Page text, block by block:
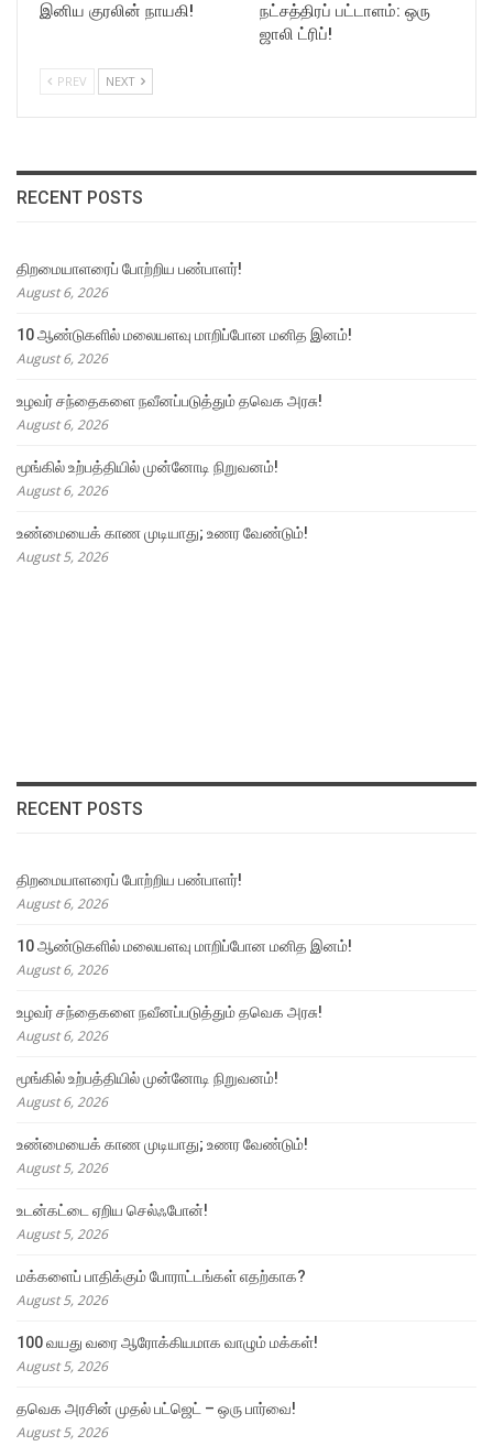
இனிய குரலின் நாயகி!
நட்சத்திரப் பட்டாளம்: ஒரு
ஜாலி ட்ரிப்!
PREV NEXT
RECENT POSTS
திறமையாளரைப் போற்றிய பண்பாளர்!
August 6, 2026
10 ஆண்டுகளில் மலையளவு மாறிப்போன மனித இனம்!
August 6, 2026
உழவர் சந்தைகளை நவீனப்படுத்தும் தவெக அரசு!
August 6, 2026
மூங்கில் உற்பத்தியில் முன்னோடி நிறுவனம்!
August 6, 2026
உண்மையைக் காண முடியாது; உணர வேண்டும்!
August 5, 2026
RECENT POSTS
திறமையாளரைப் போற்றிய பண்பாளர்!
August 6, 2026
10 ஆண்டுகளில் மலையளவு மாறிப்போன மனித இனம்!
August 6, 2026
உழவர் சந்தைகளை நவீனப்படுத்தும் தவெக அரசு!
August 6, 2026
மூங்கில் உற்பத்தியில் முன்னோடி நிறுவனம்!
August 6, 2026
உண்மையைக் காண முடியாது; உணர வேண்டும்!
August 5, 2026
உடன்கட்டை ஏறிய செல்ஃபோன்!
August 5, 2026
மக்களைப் பாதிக்கும் போராட்டங்கள் எதற்காக?
August 5, 2026
100 வயது வரை ஆரோக்கியமாக வாழும் மக்கள்!
August 5, 2026
தவெக அரசின் முதல் பட்ஜெட் – ஒரு பார்வை!
August 5, 2026